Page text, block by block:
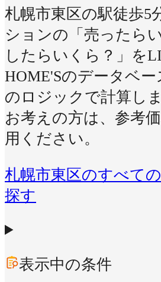
札幌市東区の駅徒歩5
ションの「売ったら
したらいくら？」を
HOME'Sのデータベ
のロジックで計算し
お考えの方は、参考
用ください。
札幌市東区のすべて
探す
表示中の条件